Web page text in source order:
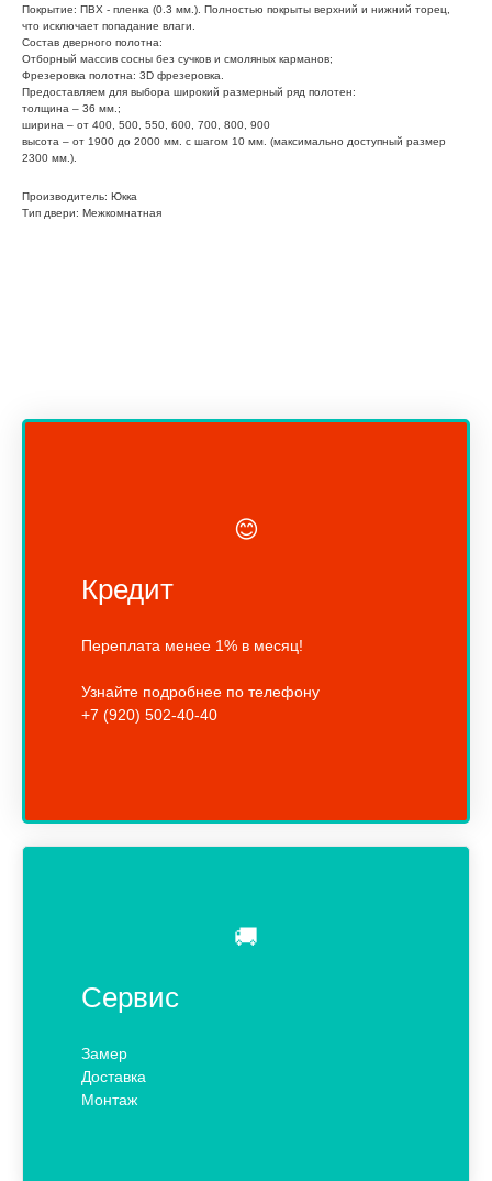
Покрытие: ПВХ - пленка (0.3 мм.). Полностью покрыты верхний и нижний торец,
что исключает попадание влаги.
Состав дверного полотна:
Отборный массив сосны без сучков и смоляных карманов;
Фрезеровка полотна: 3D фрезеровка.
Предоставляем для выбора широкий размерный ряд полотен:
толщина – 36 мм.;
ширина – от 400, 500, 550, 600, 700, 800, 900
высота – от 1900 до 2000 мм. с шагом 10 мм. (максимально доступный размер
2300 мм.).
Производитель: Юкка
Тип двери: Межкомнатная
😊
Кредит
Переплата менее 1% в месяц!
Узнайте подробнее по телефону
+7 (920) 502-40-40
🚚
Сервис
Замер
Доставка
Монтаж